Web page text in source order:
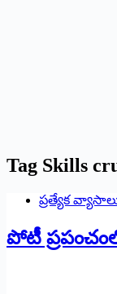
Tag Skills
ప్రత్యేక
పోటీ